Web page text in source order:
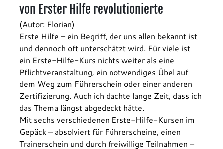
von Erster Hilfe revolutionierte
(Autor: Florian)
Erste Hilfe – ein Begriff, der uns allen bekannt ist
und dennoch oft unterschätzt wird. Für viele ist
ein Erste-Hilfe-Kurs nichts weiter als eine
Pflichtveranstaltung, ein notwendiges Übel auf
dem Weg zum Führerschein oder einer anderen
Zertifizierung. Auch ich dachte lange Zeit, dass ich
das Thema längst abgedeckt hätte.
Mit sechs verschiedenen Erste-Hilfe-Kursen im
Gepäck – absolviert für Führerscheine, einen
Trainerschein und durch freiwillige Teilnahmen –